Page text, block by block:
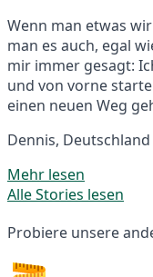
Wenn man etwas
man es auch, egal
mir immer gesagt:
und von vorne
einen neuen Weg
Dennis, Deutschland
Mehr lesen
Alle Stories lesen
Probiere unsere